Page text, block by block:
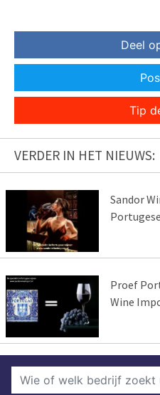
Deel
Tip
VERDER IN HET NIEUWS:
Sandor
Proef
Wine